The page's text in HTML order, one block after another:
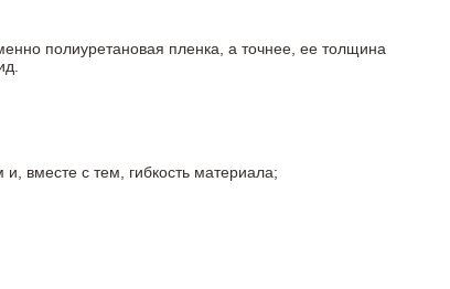
полиуретановая пленка, а точнее, ее толщина
вместе с тем, гибкость материала;